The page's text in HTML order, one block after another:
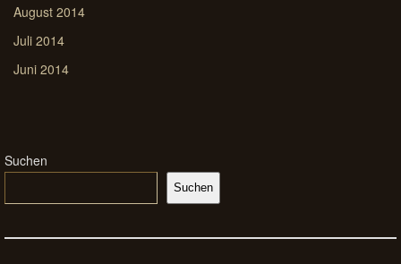
August 2014
Juli 2014
Juni 2014
Suchen
Suchen